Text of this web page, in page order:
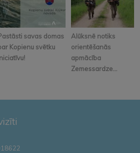
savas domas
Kopienu svētku
Alūksnē notiks
orientēšanās
apmācība
Zemessardze...